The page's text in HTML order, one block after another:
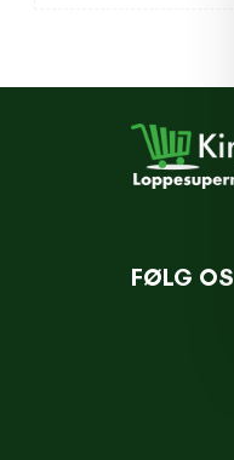
FØLG OS